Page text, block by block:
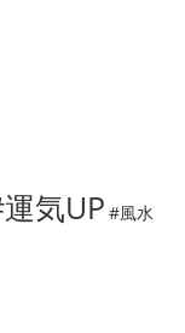
気UP #風水